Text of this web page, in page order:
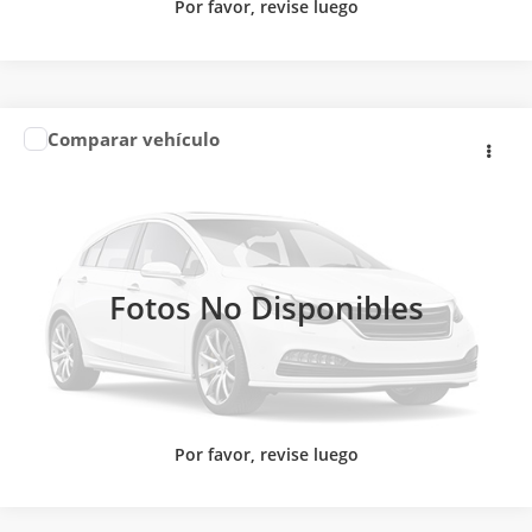
Por favor, revise luego
Fotos No Disponibles
Por favor, revise luego
2026HONDA BR-V TOURING 2026
MHRDG3887TJ062915Valores:348161
Reservado
Precio: Llámanos para Obtener el Precio
CLICK TO CALL
Comparar vehículo